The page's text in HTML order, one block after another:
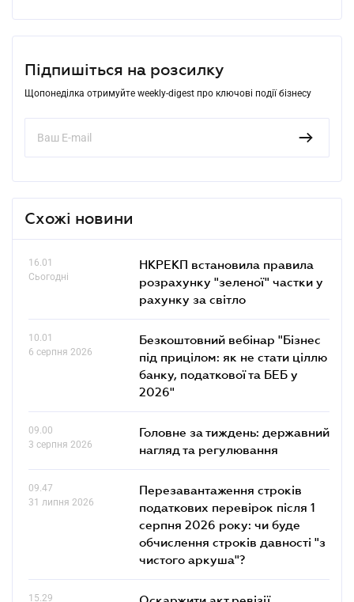
Підпишіться на розсилку
Щопонеділка отримуйте weekly-digest про ключові події бізнесу
Схожі новини
16.01
Сьогодні
НКРЕКП встановила правила
розрахунку "зеленої" частки у
рахунку за світло
10.01
6 серпня 2026
Безкоштовний вебінар "Бізнес
під прицілом: як не стати ціллю
банку, податкової та БЕБ у
2026"
09.00
3 серпня 2026
Головне за тиждень: державний
нагляд та регулювання
09.47
31 липня 2026
Перезавантаження строків
податкових перевірок після 1
серпня 2026 року: чи буде
обчислення строків давності "з
чистого аркуша"?
15.29